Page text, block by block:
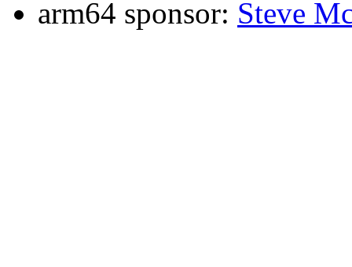
arm64 sponsor: Steve